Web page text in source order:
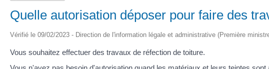
Quelle autorisation déposer pour faire des
Vérifié le 09/02/2023 - Direction de l'information légale et administrative (Première
Vous souhaitez effectuer des travaux de réfection de toiture.